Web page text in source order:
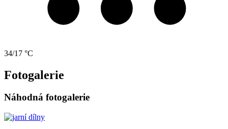
34/17 °C
Fotogalerie
Náhodná fotogalerie